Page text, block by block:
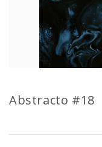
Abstracto #18